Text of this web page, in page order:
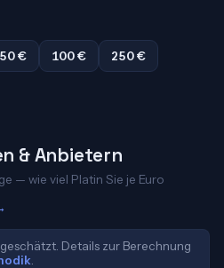
50 € 100 €
250 €
& Anbietern
— wie viel Platin Sie je Euro
Details zur Berechnung